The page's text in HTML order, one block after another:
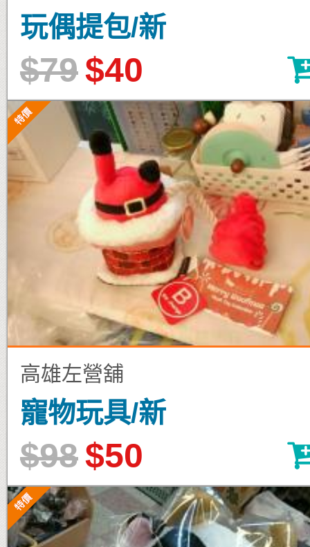
玩偶提包/新
$79$40
高雄左營舖
寵物玩具/新
$98$50